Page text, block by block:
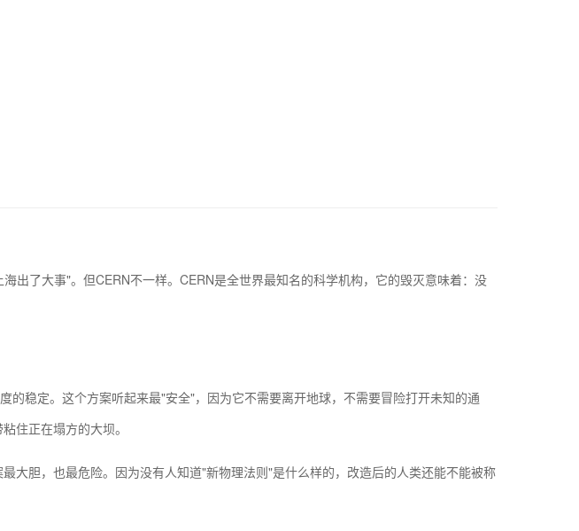
了大事"。但CERN不一样。CERN是全世界最知名的科学机构，它的毁灭意味着：没
稳定。这个方案听起来最"安全"，因为它不需要离开地球，不需要冒险打开未知的通
住正在塌方的大坝。
胆，也最危险。因为没有人知道"新物理法则"是什么样的，改造后的人类还能不能被称